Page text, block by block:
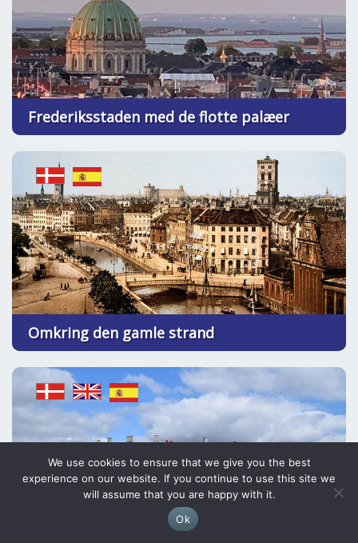
Frederiksstaden med de flotte palæer
Omkring den gamle strand
We use cookies to ensure that we give you the best
experience on our website. If you continue to use this site we
will assume that you are happy with it.
Ok